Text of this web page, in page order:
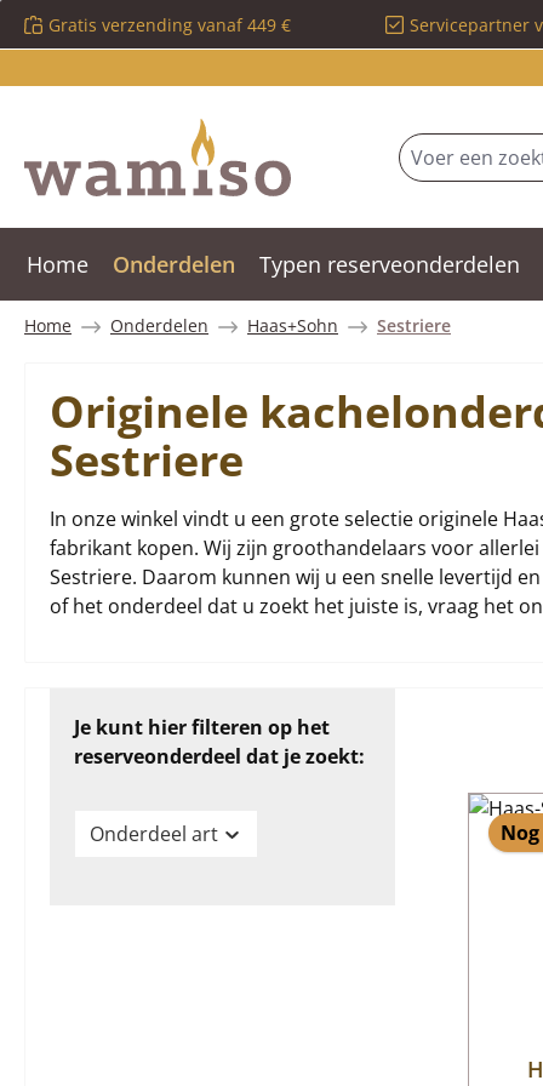
naar de hoofdinhoud
Ga naar de zoekopdracht
Ga naar de hoofdnavigatie
Gratis verzending vanaf 449 € Servicepartner
Home Onderdelen Typen reserveonderdelen
Home Onderdelen Haas+Sohn Sestriere
Originele
Sestriere
In onze winkel vindt u een grote selectie originele
fabrikant kopen. Wij zijn groothandelaars voor
Sestriere. Daarom kunnen wij u een snelle levertijd
of het onderdeel dat u zoekt het juiste is, vraag het
Je kunt hier filteren op het
reserveonderdeel dat je zoekt:
Onderdeel art